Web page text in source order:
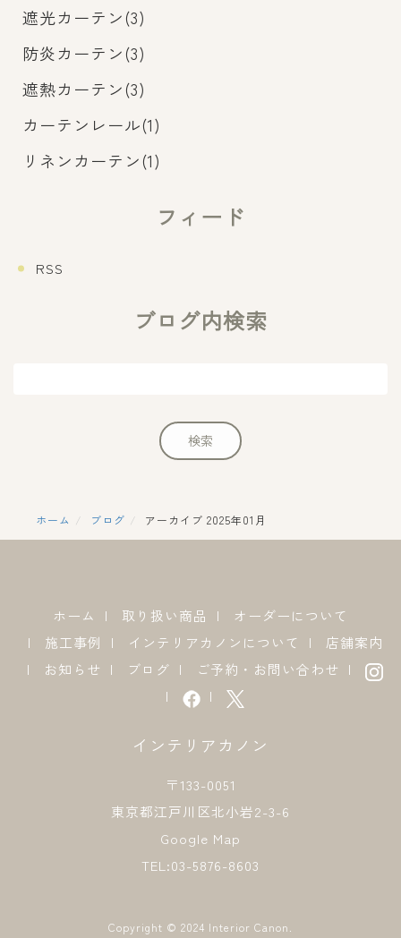
遮光カーテン(3)
防炎カーテン(3)
遮熱カーテン(3)
カーテンレール(1)
リネンカーテン(1)
フィード
RSS
ブログ内検索
ホーム ブログ アーカイブ 2025年01月
ホーム 取り扱い商品
オーダーについて
施工事例
インテリアカノンについて
店舗案内
お知らせ
ブログ ご予約・お問い合わせ
インテリアカノン
〒133-0051
東京都江戸川区北小岩2-3-6
Google Map
TEL:03-5876-8603
Copyright © 2024 Interior Canon.